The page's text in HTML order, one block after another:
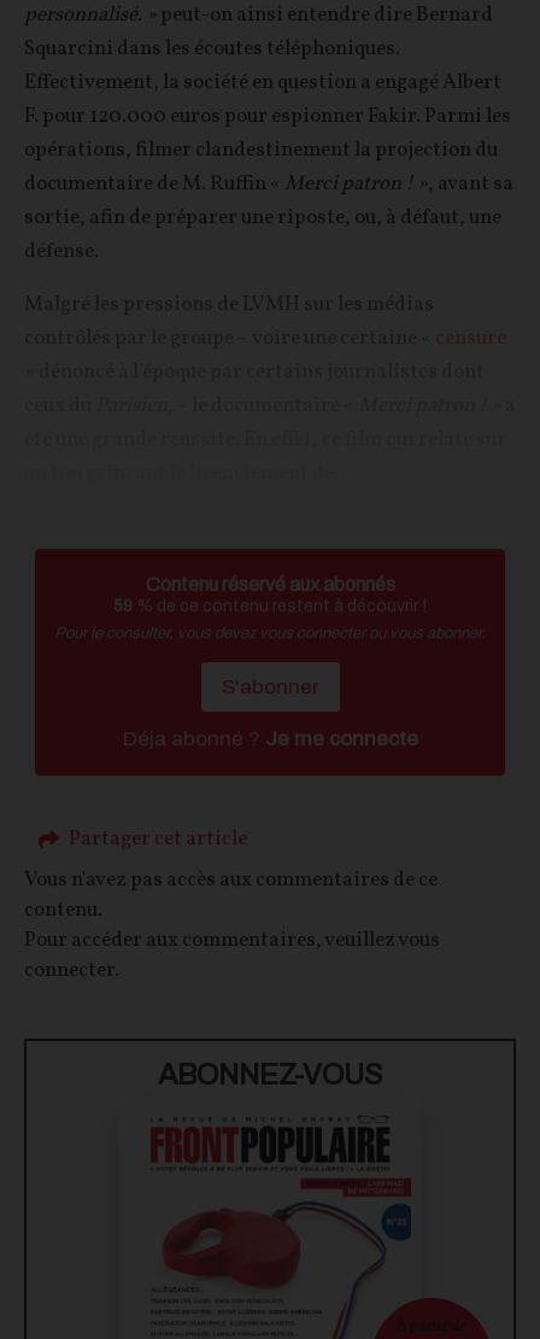
personnalisé. »peut-on ainsi entendre dire Bernard
Squarcini dans les écoutes téléphoniques.
Effectivement, la société en question a engagé Albert
F. pour 120.000 euros pour espionner Fakir. Parmi les
opérations, filmer clandestinement la projection du
documentaire de M. Ruffin « Merci patron ! », avant sa
sortie, afin de préparer une riposte, ou, à défaut, une
défense.
Contenu réservé aux abonnés
59 % de ce contenu restent à découvrir !
Pour le consulter, vous devez vous connecter ou vous abonner.
S'abonner
Déja abonné ? Je me connecte
Partager cet article
Vous n'avez pas accès aux commentaires de ce
contenu.
Pour accéder aux commentaires, veuillez vous
connecter.
ABONNEZ-VOUS
À partir de